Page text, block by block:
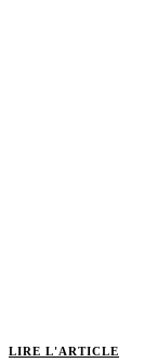
LIRE L'ARTICLE